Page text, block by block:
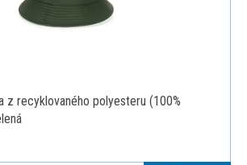
z recyklovaného polyesteru (100%